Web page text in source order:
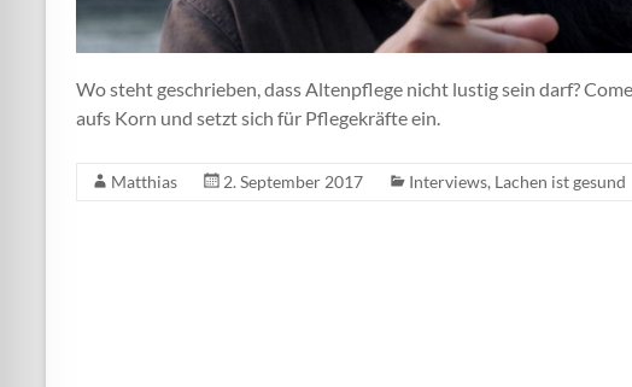
Wo steht geschrieben, dass Altenpflege nicht lustig sein darf?
aufs Korn und setzt sich für Pflegekräfte ein.
Matthias 2. September 2017 Interviews, Lachen ist gesund